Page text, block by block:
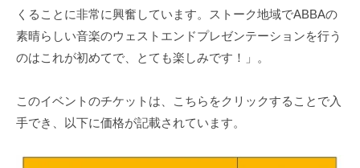
くることに非常に興奮しています。ストーク地域でABBAの
素晴らしい音楽のウェストエンドプレゼンテーションを行う
のはこれが初めてで、とても楽しみです！」。
このイベントのチケットは、こちらをクリックすることで入
手でき、以下に価格が記載されています。